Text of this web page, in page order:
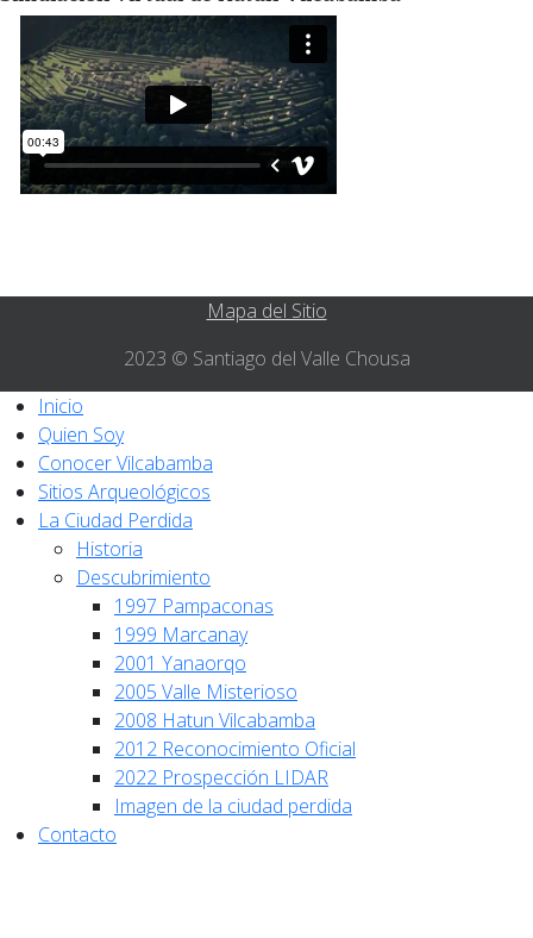
Mapa del Sitio
2023 © Santiago del Valle Chousa
Inicio
Quien Soy
Conocer Vilcabamba
Sitios Arqueológicos
La Ciudad Perdida
Historia
Descubrimiento
1997 Pampaconas
1999 Marcanay
2001 Yanaorqo
2005 Valle Misterioso
2008 Hatun Vilcabamba
2012 Reconocimiento Oficial
2022 Prospección LIDAR
Imagen de la ciudad perdida
Contacto